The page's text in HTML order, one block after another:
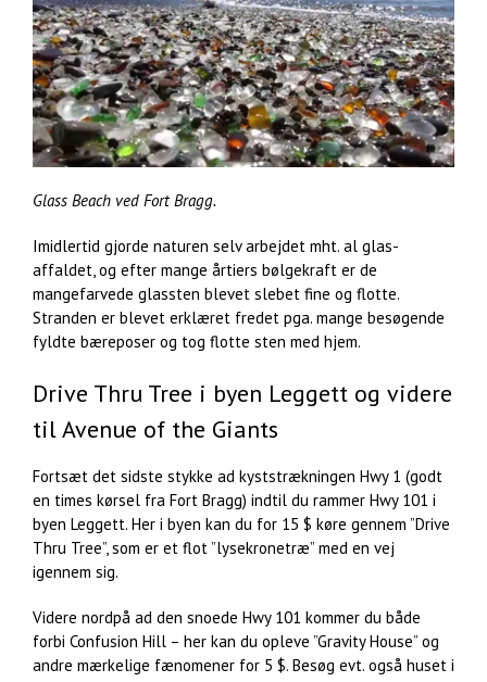
Glass Beach ved Fort Bragg.
Imidlertid gjorde naturen selv arbejdet mht. al glas-
affaldet, og efter mange årtiers bølgekraft er de
mangefarvede glassten blevet slebet fine og flotte.
Stranden er blevet erklæret fredet pga. mange besøgende
fyldte bæreposer og tog flotte sten med hjem.
Drive Thru Tree i byen Leggett og videre
til Avenue of the Giants
Fortsæt det sidste stykke ad kyststrækningen Hwy 1 (godt
en times kørsel fra Fort Bragg) indtil du rammer Hwy 101 i
byen Leggett. Her i byen kan du for 15 $ køre gennem ”Drive
Thru Tree”, som er et flot ”lysekronetræ” med en vej
igennem sig.
Videre nordpå ad den snoede Hwy 101 kommer du både
forbi Confusion Hill – her kan du opleve ”Gravity House” og
andre mærkelige fænomener for 5 $. Besøg evt. også huset i